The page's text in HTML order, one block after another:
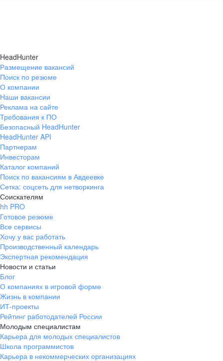
HeadHunter
Размещение вакансий
Поиск по резюме
О компании
Наши вакансии
Реклама на сайте
Требования к ПО
Безопасный HeadHunter
HeadHunter API
Партнерам
Инвесторам
Каталог компаний
Поиск по вакансиям в Авдеевке
Сетка: соцсеть для нетворкинга
Соискателям
hh PRO
Готовое резюме
Все сервисы
Хочу у вас работать
Производственный календарь
Экспертная рекомендация
Новости и статьи
Блог
О компаниях в игровой форме
Жизнь в компании
ИТ-проекты
Рейтинг работодателей России
Молодым специалистам
Карьера для молодых специалистов
Школа программистов
Карьера в некоммерческих организациях